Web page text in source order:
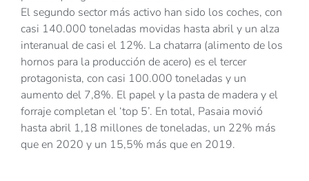
El segundo sector más activo han sido los coches, con
casi 140.000 toneladas movidas hasta abril y un alza
interanual de casi el 12%. La chatarra (alimento de los
hornos para la producción de acero) es el tercer
protagonista, con casi 100.000 toneladas y un
aumento del 7,8%. El papel y la pasta de madera y el
forraje completan el ‘top 5’. En total, Pasaia movió
hasta abril 1,18 millones de toneladas, un 22% más
que en 2020 y un 15,5% más que en 2019.